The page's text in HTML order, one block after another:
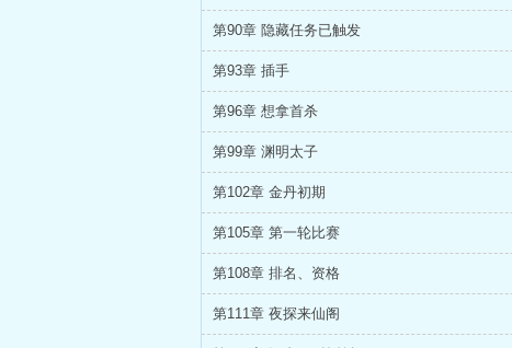
第90章 隐藏任务已触发
第93章 插手
第96章 想拿首杀
第99章 渊明太子
第102章 金丹初期
第105章 第一轮比赛
第108章 排名、资格
第111章 夜探来仙阁